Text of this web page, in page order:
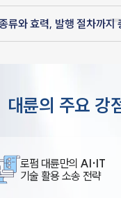
류와 효력, 발행 절차까지
대륜의 주요 강
로펌 대륜만의 AI·IT
기술 활용 소송 전략